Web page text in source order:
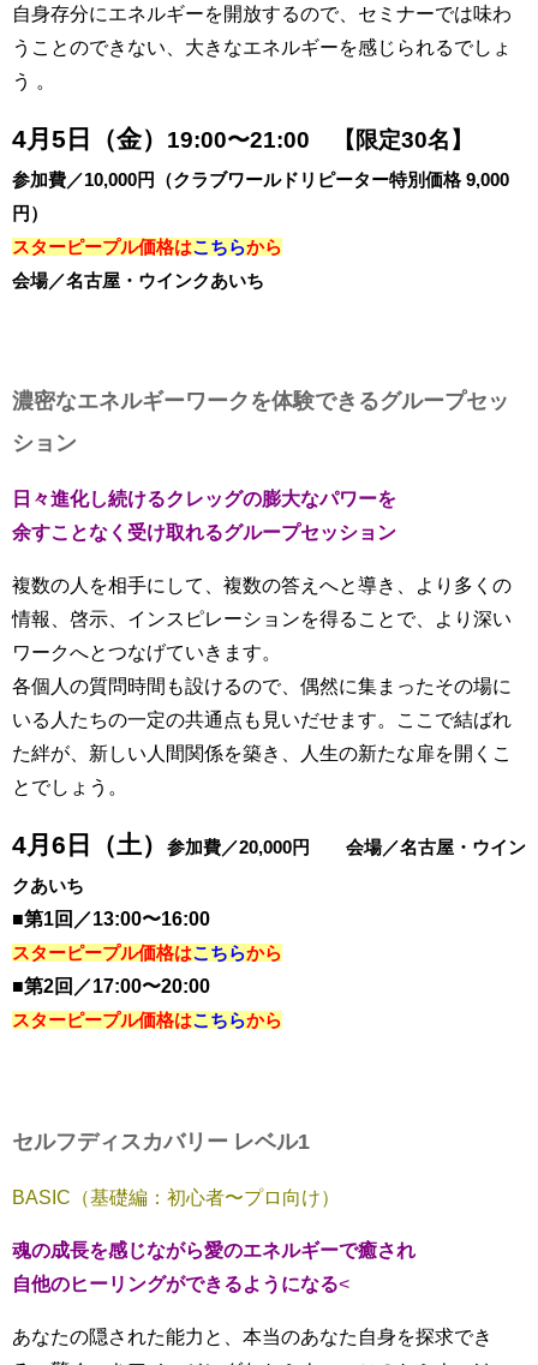
自身存分にエネルギーを開放するので、セミナーでは味わ
うことのできない、大きなエネルギーを感じられるでしょ
う 。
4月5日（金） 19:00〜21:00 【限定30名】
参加費／10,000円（クラブワールドリピーター特別価格 9,000
円）
スターピープル価格はこちらから
会場／名古屋・ウインクあいち
濃密なエネルギーワークを体験できるグループセッ
ション
日々進化し続けるクレッグの膨大なパワーを
余すことなく受け取れるグループセッション
複数の人を相手にして、複数の答えへと導き、より多くの
情報、啓示、インスピレーションを得ることで、より深い
ワークへとつなげていきます。
各個人の質問時間も設けるので、偶然に集まったその場に
いる人たちの一定の共通点も見いだせます。ここで結ばれ
た絆が、新しい人間関係を築き、人生の新たな扉を開くこ
とでしょう。
4月6日（土） 参加費／20,000円 会場／名古屋・ウイン
クあいち
■第1回／13:00〜16:00
スターピープル価格はこちらから
■第2回／17:00〜20:00
スターピープル価格はこちらから
セルフディスカバリー レベル1
BASIC（基礎編：初心者〜プロ向け）
魂の成長を感じながら愛のエネルギーで癒され
自他のヒーリングができるようになる<
あなたの隠された能力と、本当のあなた自身を探求でき